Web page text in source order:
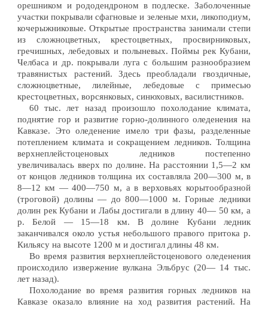
орешником и рододендроном в подлеске. Заболоченные
участки покрывали сфагновые и зеленые мхи, ликоподиум,
кочерыжниковые. Открытые пространства занимали степи
из сложноцветных, крестоцветных, просвирниковых,
гречишных, лебедовых и полыневых. Поймы рек Кубани,
Челбаса и др. покрывали луга с большим разнообразием
травянистых растений. Здесь преобладали гвоздичные,
сложноцветные, лилейные, лебедовые с примесью
крестоцветных, ворсянковых, синюховых, василистников.
60 тыс. лет назад произошло похолодание климата,
поднятие гор и развитие горно-долинного оледенения на
Кавказе. Это оледенение имело три фазы, разделенные
потеплением климата и сокращением ледников. Толщина
верхнеплейстоценовых ледников постепенно
увеличивалась вверх по долине. На расстоянии 1,5—2 км
от концов ледников толщина их составляла 200—300 м, в
8—12 км — 400—750 м, а в верховьях корытообразной
(троговой) долины — до 800—1000 м. Горные ледники
долин рек Кубани и Лабы достигали в длину 40— 50 км, а
р. Белой — 15—18 км. В долине Кубани ледник
заканчивался около устья небольшого правого притока р.
Кильясу на высоте 1200 м и достигал длины 48 км.
Во время развития верхнеплейстоценового оледенения
происходило извержение вулкана Эльбрус (20— 14 тыс.
лет назад).
Похолодание во время развития горных ледников на
Кавказе оказало влияние на ход развития растений. На